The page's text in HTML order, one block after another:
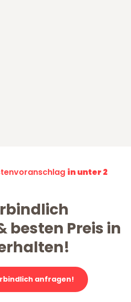
in unter 2
besten Preis in
anfragen!